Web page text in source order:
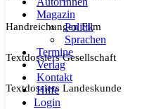
Magazin
Politik
Sprachen
Termine
Verlag
Kontakt
Hilfe
Login
Handreichungen Film
Textdossiers Gesellschaft
Textdossiers Landeskunde